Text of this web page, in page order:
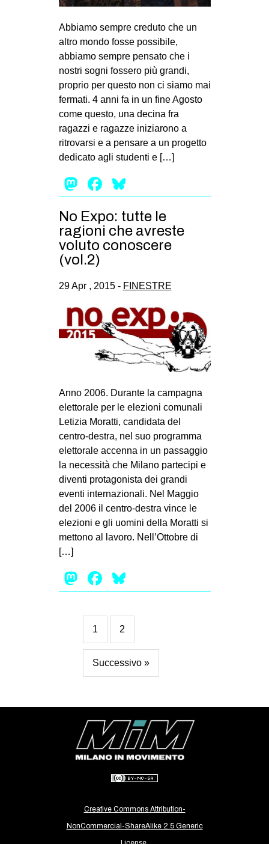
Abbiamo sempre creduto che un
altro mondo fosse possibile,
abbiamo sempre pensato che i
nostri sogni fossero più grandi,
proprio per questo non ci siamo mai
fermati. 4 anni fa in un fine Agosto
come questo, una decina fra
ragazzi e ragazze iniziarono a
ritrovarsi e a pensare a un progetto
dedicato agli studenti e […]
Mastodon
Facebook
No Expo: tutte le
ragioni che avreste
voluto conoscere
(vol.2)
29 Apr , 2015 - FINESTRE
Anno 2006. Durante la campagna
elettorale per le elezioni comunali
Letizia Moratti, candidata del
centro-destra, nel suo programma
elettorale accenna in un passaggio
la necessità che Milano partecipi e
diventi protagonista dei grandi
eventi internazionali. Nel Maggio
del 2006 il centro-destra vince le
elezioni e gli uomini della Moratti si
mettono al lavoro. Nell’Ottobre di
[…]
Mastodon
Facebook
1 2
Successivo »
Creative Commons Attribution-
NonCommercial-ShareAlike 2.5 Generic